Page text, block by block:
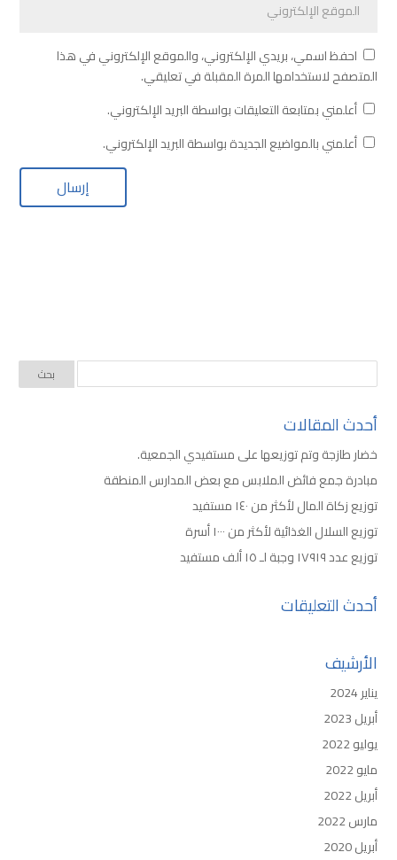
احفظ اسمي، بريدي الإلكتروني، والموقع الإلكتروني في هذا
المتصفح لاستخدامها المرة المقبلة في تعليقي.
أعلمني بمتابعة التعليقات بواسطة البريد الإلكتروني.
أعلمني بالمواضيع الجديدة بواسطة البريد الإلكتروني.
أحدث المقالات
خضار طازجة وتم توزيعها على مستفيدي الجمعية.
مبادرة جمع فائض الملابس مع بعض المدارس المنطقة
توزيع زكاة المال لأكثر من ١٤٠ مستفيد
توزيع السلال الغذائية لأكثر من ١٠٠٠ أسرة
توزيع عدد ١٧٩١٩ وجبة لـ ١٥ ألف مستفيد
أحدث التعليقات
الأرشيف
يناير 2024
أبريل 2023
يوليو 2022
مايو 2022
أبريل 2022
مارس 2022
أبريل 2020